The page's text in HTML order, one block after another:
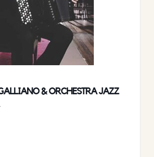
& ORCHESTRA JAZZ